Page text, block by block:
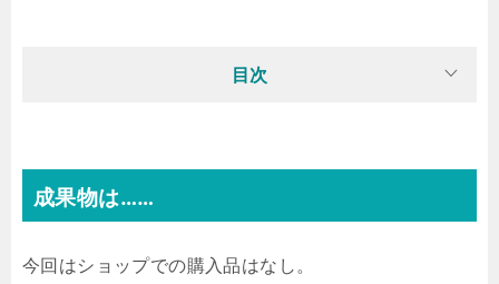
目次
成果物は……
今回はショップでの購入品はなし。